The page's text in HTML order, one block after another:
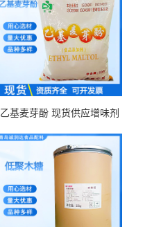
乙基麦芽酚 现货供应增味剂